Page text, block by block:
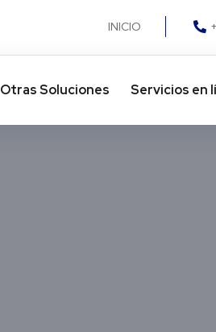
INICIO
Otras Soluciones​ Servicios en